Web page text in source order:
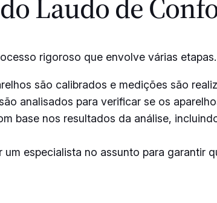
rigoroso que envolve várias
são calibrados e medições são
analisados para verificar se os
base nos resultados da análise,
especialista no assunto para garantir